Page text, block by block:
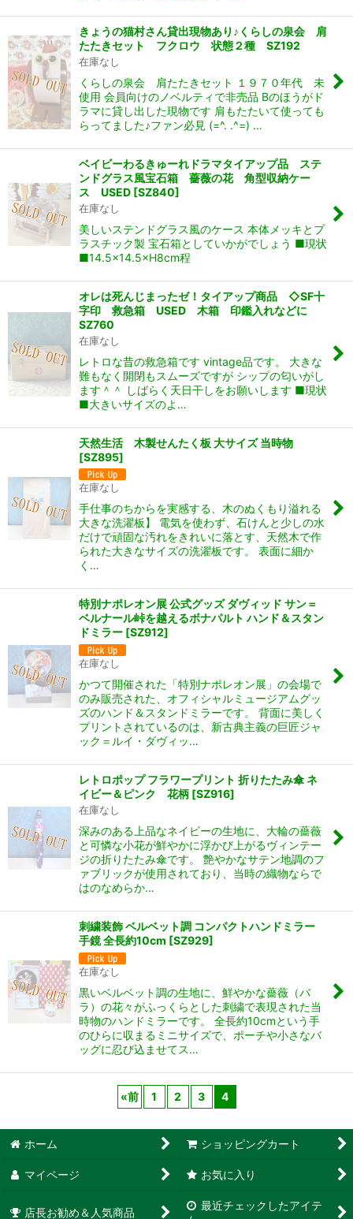
きょうの猫村さん貸出現物あり♪くらしの泉会 肩
たたきセット フクロウ 状態２種 SZ192
在庫なし
くらしの泉会 肩たたきセット １９７０年代 未
使用 会員向けのノベルティで非売品 Bのほうがド
ラマに貸し出した現物です 肩もたたいて使っても
らってました♪ファン必見 (=^. .^=) …
ベイビーわるきゅーれドラマタイアップ品 ステ
ンドグラス風宝石箱 薔薇の花 角型収納ケー
ス USED [SZ840]
在庫なし
美しいステンドグラス風のケース 本体メッキとプ
ラスチック製 宝石箱としていかがでしょう ■現状
■14.5×14.5×H8cm程
オレは死んじまったゼ！タイアップ商品 ◇SF十
字印 救急箱 USED 木箱 印鑑入れなどに
SZ760
在庫なし
レトロな昔の救急箱です vintage品です。 大きな
難もなく開閉もスムーズですが シップの匂いがし
ます＾＾ しばらく天日干しをお願いします ■現状
■大きいサイズのよ…
天然生活 木製せんたく板 大サイズ 当時物
[SZ895]
在庫なし
手仕事のちからを実感する、木のぬくもり溢れる
大きな洗濯板】 電気を使わず、石けんと少しの水
だけで頑固な汚れをきれいに落とす、天然木で作
られた大きなサイズの洗濯板です。 表面に細か
く…
特別ナポレオン展 公式グッズ ダヴィッド サン＝
ベルナール峠を越えるボナパルト ハンド＆スタン
ドミラー [SZ912]
在庫なし
かつて開催された「特別ナポレオン展」の会場で
のみ販売された、オフィシャルミュージアムグッ
ズのハンド＆スタンドミラーです。 背面に美しく
プリントされているのは、新古典主義の巨匠ジャ
ック＝ルイ・ダヴィッ…
レトロポップ フラワープリント 折りたたみ傘 ネ
イビー＆ピンク 花柄 [SZ916]
在庫なし
深みのある上品なネイビーの生地に、大輪の薔薇
と可憐な小花が鮮やかに浮かび上がるヴィンテー
ジの折りたたみ傘です。 艶やかなサテン地調のフ
ァブリックが使用されており、当時の織物ならで
はのなめらか…
刺繍装飾 ベルベット調 コンパクトハンドミラー
手鏡 全長約10cm [SZ929]
在庫なし
黒いベルベット調の生地に、鮮やかな薔薇（バ
ラ）の花々がふっくらとした刺繍で表現された当
時物のハンドミラーです。 全長約10cmという手
のひらに収まるミニサイズで、ポーチや小さなバ
ッグに忍び込ませてス…
«前 1 2 3 4
ホーム ショッピングカート
マイページ お気に入り
店長お勧め＆人気商品
最近チェックしたアイテ